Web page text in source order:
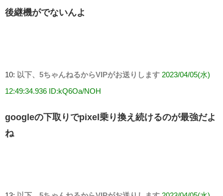
後継機がでないんよ
10: 以下、5ちゃんねるからVIPがお送りします 2023/04/05(水)
12:49:34.936 ID:kQ6Oa/NOH
googleの下取りでpixel乗り換え続けるのが最強だよ
ね